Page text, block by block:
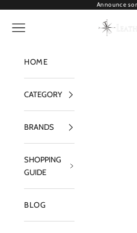
Announce
LEATHER
メニューを開く
HOME
CATEGORY
BRANDS
SHOPPING
GUIDE
BLOG